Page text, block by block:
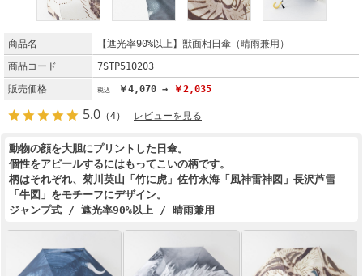
商品名
【遮光率90%以上】獣面相日傘（晴雨兼用）
商品コード
7STP510203
販売価格
￥4,070 → ￥2,035
5.0 （4） レビューを見る
動物の顔を大胆にプリントした日傘。
個性をアピールするにはもってこいの柄です。
柄はそれぞれ、菊川英山「竹に虎」佐竹永海「風神雷神図」長沢芦雪
「牛図」をモチーフにデザイン。
ジャンプ式 / 遮光率90%以上 / 晴雨兼用